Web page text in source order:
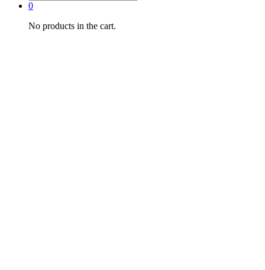
0
No products in the cart.